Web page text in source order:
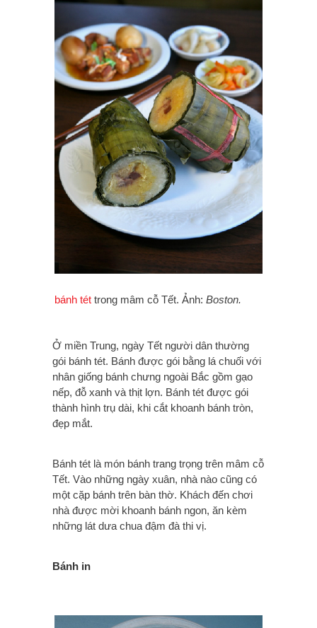
bánh tét trong mâm cỗ Tết. Ảnh: Boston.
Ở miền Trung, ngày Tết người dân thường
gói bánh tét. Bánh được gói bằng lá chuối với
nhân giống bánh chưng ngoài Bắc gồm gạo
nếp, đỗ xanh và thịt lợn. Bánh tét được gói
thành hình trụ dài, khi cắt khoanh bánh tròn,
đẹp mắt.
Bánh tét là món bánh trang trọng trên mâm cỗ
Tết. Vào những ngày xuân, nhà nào cũng có
một cặp bánh trên bàn thờ. Khách đến chơi
nhà được mời khoanh bánh ngon, ăn kèm
những lát dưa chua đậm đà thi vị.
Bánh in